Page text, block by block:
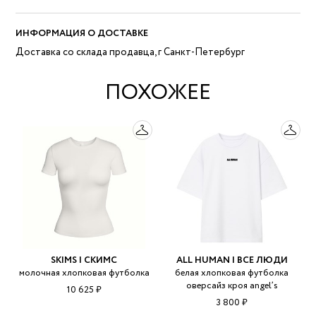
ИНФОРМАЦИЯ О ДОСТАВКЕ
Доставка со склада продавца, г Санкт-Петербург
ПОХОЖЕЕ
SKIMS | СКИМС
молочная хлопковая футболка
10 625 ₽
ALL HUMAN | ВСЕ ЛЮДИ
белая хлопковая футболка
оверсайз кроя angel’s
3 800 ₽